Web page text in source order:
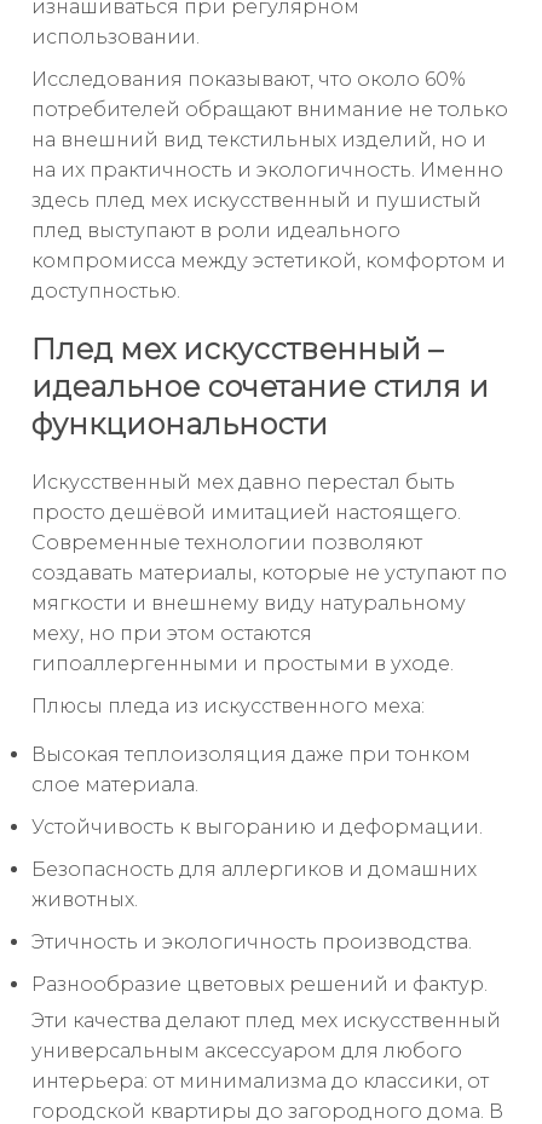
изнашиваться при регулярном
использовании.
Исследования показывают, что около 60%
потребителей обращают внимание не только
на внешний вид текстильных изделий, но и
на их практичность и экологичность. Именно
здесь плед мех искусственный и пушистый
плед выступают в роли идеального
компромисса между эстетикой, комфортом и
доступностью.
Плед мех искусственный –
идеальное сочетание стиля и
функциональности
Искусственный мех давно перестал быть
просто дешёвой имитацией настоящего.
Современные технологии позволяют
создавать материалы, которые не уступают по
мягкости и внешнему виду натуральному
меху, но при этом остаются
гипоаллергенными и простыми в уходе.
Плюсы пледа из искусственного меха:
Высокая теплоизоляция даже при тонком
слое материала.
Устойчивость к выгоранию и деформации.
Безопасность для аллергиков и домашних
животных.
Этичность и экологичность производства.
Разнообразие цветовых решений и фактур.
Эти качества делают плед мех искусственный
универсальным аксессуаром для любого
интерьера: от минимализма до классики, от
городской квартиры до загородного дома. В